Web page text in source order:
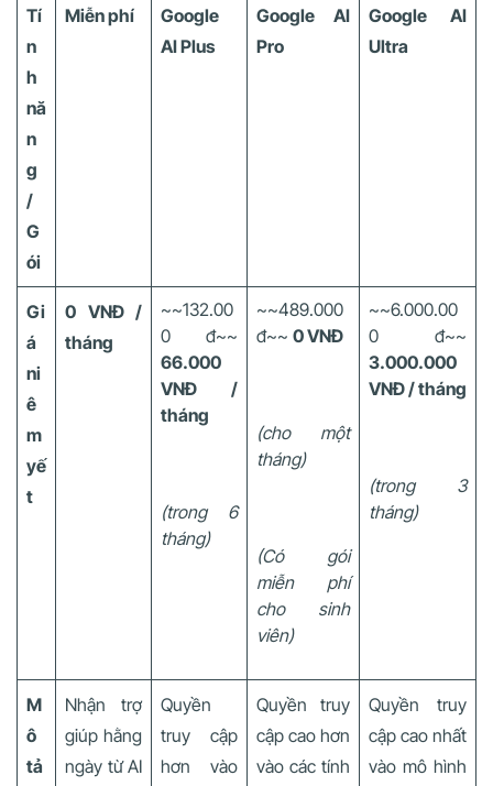
Tí
n
h
nă
n
g
/
G
ói
Miễn phí
Google
AI Plus
Google AI
Pro
Google AI
Ultra
Gi
á
ni
ê
m
yế
t
0 VNĐ /
tháng
~~132.00
0 đ~~
66.000
VNĐ /
tháng
(trong 6
tháng)
~~489.000
đ~~ 0 VNĐ
(cho một
tháng)
(Có gói
miễn phí
cho sinh
viên)
~~6.000.00
0 đ~~
3.000.000
VNĐ / tháng
(trong 3
tháng)
M
ô
tả
Nhận trợ
giúp hằng
ngày từ AI
Quyền
truy cập
hơn vào
Quyền truy
cập cao hơn
vào các tính
Quyền truy
cập cao nhất
vào mô hình